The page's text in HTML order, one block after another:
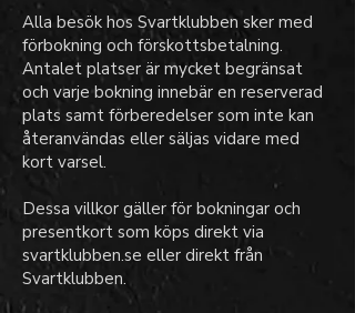
Alla besök hos Svartklubben sker med
förbokning och förskottsbetalning.
Antalet platser är mycket begränsat
och varje bokning innebär en reserverad
plats samt förberedelser som inte kan
återanvändas eller säljas vidare med
kort varsel.
Dessa villkor gäller för bokningar och
presentkort som köps direkt via
svartklubben.se eller direkt från
Svartklubben.